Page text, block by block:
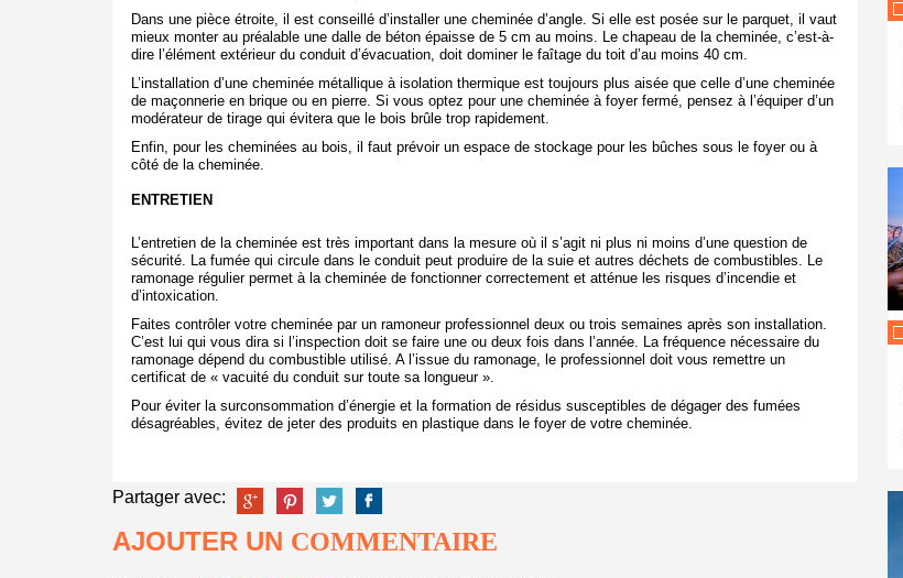
Dans une pièce étroite, il est conseillé d’installer une cheminée d’angle. Si elle est posée sur le parquet, il vaut
mieux monter au préalable une dalle de béton épaisse de 5 cm au moins. Le chapeau de la cheminée, c’est-à-
dire l’élément extérieur du conduit d’évacuation, doit dominer le faîtage du toit d’au moins 40 cm.
L’installation d’une cheminée métallique à isolation thermique est toujours plus aisée que celle d’une cheminée
de maçonnerie en brique ou en pierre. Si vous optez pour une cheminée à foyer fermé, pensez à l’équiper d’un
modérateur de tirage qui évitera que le bois brûle trop rapidement.
Enfin, pour les cheminées au bois, il faut prévoir un espace de stockage pour les bûches sous le foyer ou à
côté de la cheminée.
ENTRETIEN
L’entretien de la cheminée est très important dans la mesure où il s’agit ni plus ni moins d’une question de
sécurité. La fumée qui circule dans le conduit peut produire de la suie et autres déchets de combustibles. Le
ramonage régulier permet à la cheminée de fonctionner correctement et atténue les risques d’incendie et
d’intoxication.
Faites contrôler votre cheminée par un ramoneur professionnel deux ou trois semaines après son installation.
C’est lui qui vous dira si l’inspection doit se faire une ou deux fois dans l’année. La fréquence nécessaire du
ramonage dépend du combustible utilisé. A l’issue du ramonage, le professionnel doit vous remettre un
certificat de « vacuité du conduit sur toute sa longueur ».
Pour éviter la surconsommation d’énergie et la formation de résidus susceptibles de dégager des fumées
désagréables, évitez de jeter des produits en plastique dans le foyer de votre cheminée.
Partager avec:
AJOUTER UN COMMENTAIRE